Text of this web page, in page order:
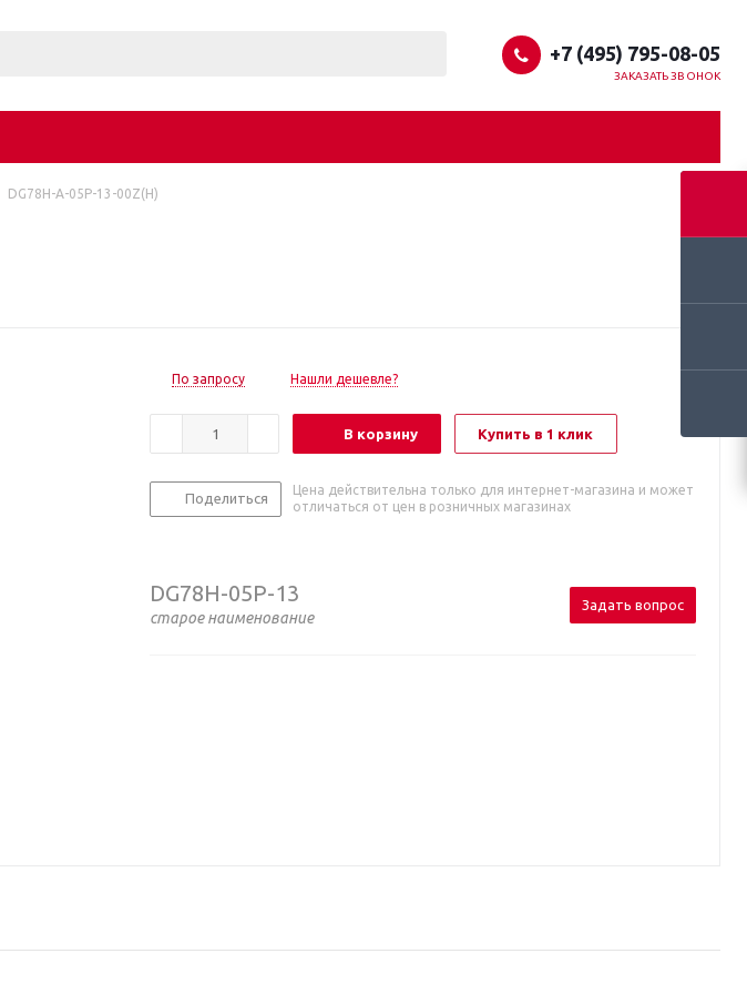
+7 (495) 795-08-05
ЗАКАЗАТЬ ЗВОНОК
DG78H-A-05P-13-00Z(H)
По запросу Нашли дешевле?
В корзину Купить в 1 клик
Поделиться
Цена действительна только для интернет-магазина и может
отличаться от цен в розничных магазинах
DG78H-05P-13
старое наименование
Задать вопрос